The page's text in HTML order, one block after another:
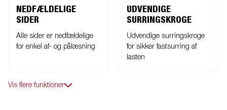
NEDFÆLDELIGE
SIDER
Alle sider er nedfældelige
for enkel af- og pålæsning
UDVENDIGE
SURRINGSKROGE
Udvendige surringskroge
for sikker fastsurring af
lasten
Vis flere funktioner